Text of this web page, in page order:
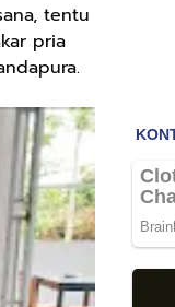
tentu
pria